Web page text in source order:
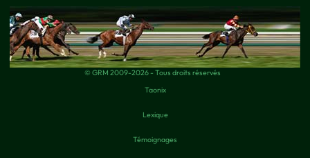
© GRM 2009-2026 - Tous droits réservés
Taonix
Lexique
Témoignages